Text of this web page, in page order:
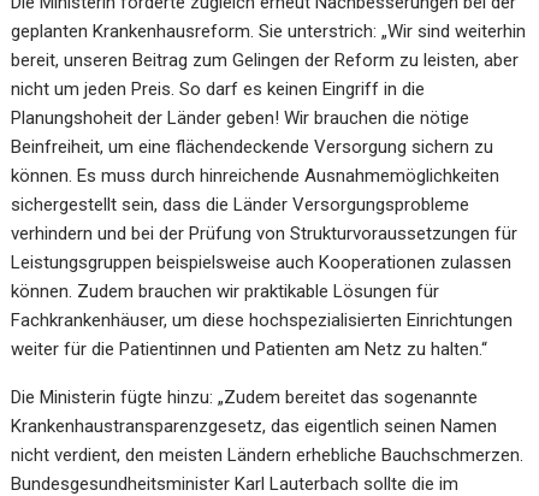
geplanten Krankenhausreform. Sie unterstrich: „Wir sind weiterhin
bereit, unseren Beitrag zum Gelingen der Reform zu leisten, aber
nicht um jeden Preis. So darf es keinen Eingriff in die
Planungshoheit der Länder geben! Wir brauchen die nötige
Beinfreiheit, um eine flächendeckende Versorgung sichern zu
können. Es muss durch hinreichende Ausnahmemöglichkeiten
sichergestellt sein, dass die Länder Versorgungsprobleme
verhindern und bei der Prüfung von Strukturvoraussetzungen für
Leistungsgruppen beispielsweise auch Kooperationen zulassen
können. Zudem brauchen wir praktikable Lösungen für
Fachkrankenhäuser, um diese hochspezialisierten Einrichtungen
weiter für die Patientinnen und Patienten am Netz zu halten.“
Die Ministerin fügte hinzu: „Zudem bereitet das sogenannte
Krankenhaustransparenzgesetz, das eigentlich seinen Namen
nicht verdient, den meisten Ländern erhebliche Bauchschmerzen.
Bundesgesundheitsminister Karl Lauterbach sollte die im